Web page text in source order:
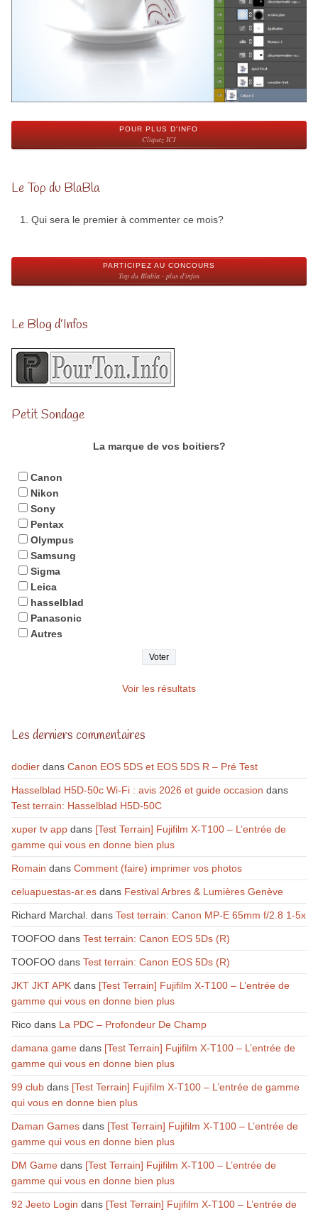
POUR PLUS D'INFO
Cliquez ICI
Le Top du BlaBla
Qui sera le premier à commenter ce mois?
PARTICIPEZ AU CONCOURS
Top du Blabla - plus d'infos
Le Blog d’Infos
Petit Sondage
La marque de vos boitiers?
Canon
Nikon
Sony
Pentax
Olympus
Samsung
Sigma
Leica
hasselblad
Panasonic
Autres
Voir les résultats
Les derniers commentaires
dodierdans Canon EOS 5DS et EOS 5DS R – Pré Test
Hasselblad H5D-50c Wi-Fi : avis 2026 et guide occasion dans
Test terrain: Hasselblad H5D-50C
xuper tv appdans [Test Terrain] Fujifilm X-T100 – L’entrée de
gamme qui vous en donne bien plus
Romain dans Comment (faire) imprimer vos photos
celuapuestas-ar.esdans Festival Arbres & Lumières Genève
Richard Marchal. dans Test terrain: Canon MP-E 65mm f/2.8 1-5x
TOOFOOdans Test terrain: Canon EOS 5Ds (R)
TOOFOOdans Test terrain: Canon EOS 5Ds (R)
JKT JKT APKdans [Test Terrain] Fujifilm X-T100 – L’entrée de
gamme qui vous en donne bien plus
Ricodans La PDC – Profondeur De Champ
damana gamedans [Test Terrain] Fujifilm X-T100 – L’entrée de
gamme qui vous en donne bien plus
99 clubdans [Test Terrain] Fujifilm X-T100 – L’entrée de gamme
qui vous en donne bien plus
Daman Gamesdans [Test Terrain] Fujifilm X-T100 – L’entrée de
gamme qui vous en donne bien plus
DM Gamedans [Test Terrain] Fujifilm X-T100 – L’entrée de
gamme qui vous en donne bien plus
92 Jeeto Login dans [Test Terrain] Fujifilm X-T100 – L’entrée de